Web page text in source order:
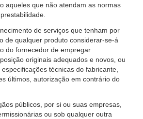
aqueles que não atendam as normas
de serviços que tenham por
de qualquer produto considerar-se-á
do fornecedor de empregar
originais adequados e novos, ou
técnicas do fabricante,
últimos, autorização em contrário do
públicos, por si ou suas empresas,
ou sob qualquer outra